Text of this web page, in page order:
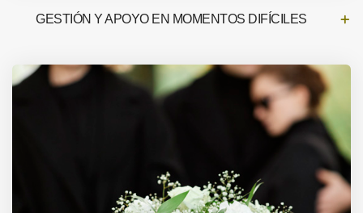
GESTIÓN Y APOYO EN MOMENTOS DIFÍCILES